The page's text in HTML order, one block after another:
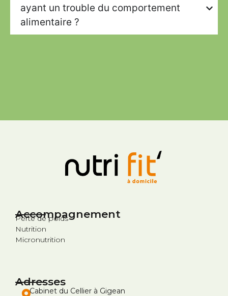
ayant un trouble du comportement
alimentaire ?
Accompagnement
Perte de poids
Nutrition
Micronutrition
Adresses
Cabinet du Cellier à Gigean